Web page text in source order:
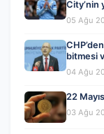
City’nin
05 Ağu
bitmesi
04 Ağu
22
03 Ağu